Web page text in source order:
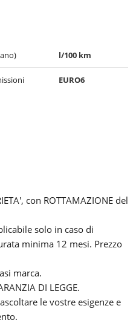
l/100 km
EURO6
con ROTTAMAZIONE del
solo in caso di
minima 12 mesi. Prezzo
marca.
DI LEGGE.
le vostre esigenze e